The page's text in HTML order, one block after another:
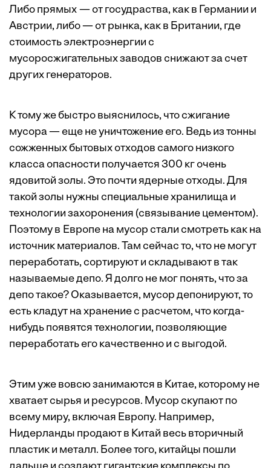
Либо прямых — от госудраства, как в Германии и
Австрии, либо — от рынка, как в Британии, где
стоимость электроэнергии с
мусоросжигательных заводов снижают за счет
других генераторов.
К тому же быстро выяснилось, что сжигание
мусора — еще не уничтожение его. Ведь из тонны
сожженных бытовых отходов самого низкого
класса опасности получается 300 кг очень
ядовитой золы. Это почти ядерные отходы. Для
такой золы нужны специальные хранилища и
технологии захоронения (связывание цементом).
Поэтому в Европе на мусор стали смотреть как на
источник материалов. Там сейчас то, что не могут
переработать, сортируют и складывают в так
называемые депо. Я долго не мог понять, что за
депо такое? Оказывается, мусор депонируют, то
есть кладут на хранение с расчетом, что когда-
нибудь появятся технологии, позволяющие
переработать его качественно и с выгодой.
Этим уже вовсю занимаются в Китае, которому не
хватает сырья и ресурсов. Мусор скупают по
всему миру, включая Европу. Например,
Нидерланды продают в Китай весь вторичный
пластик и металл. Более того, китайцы пошли